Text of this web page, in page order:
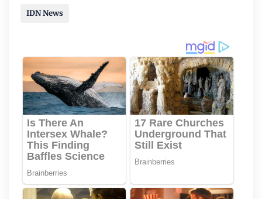
IDN News